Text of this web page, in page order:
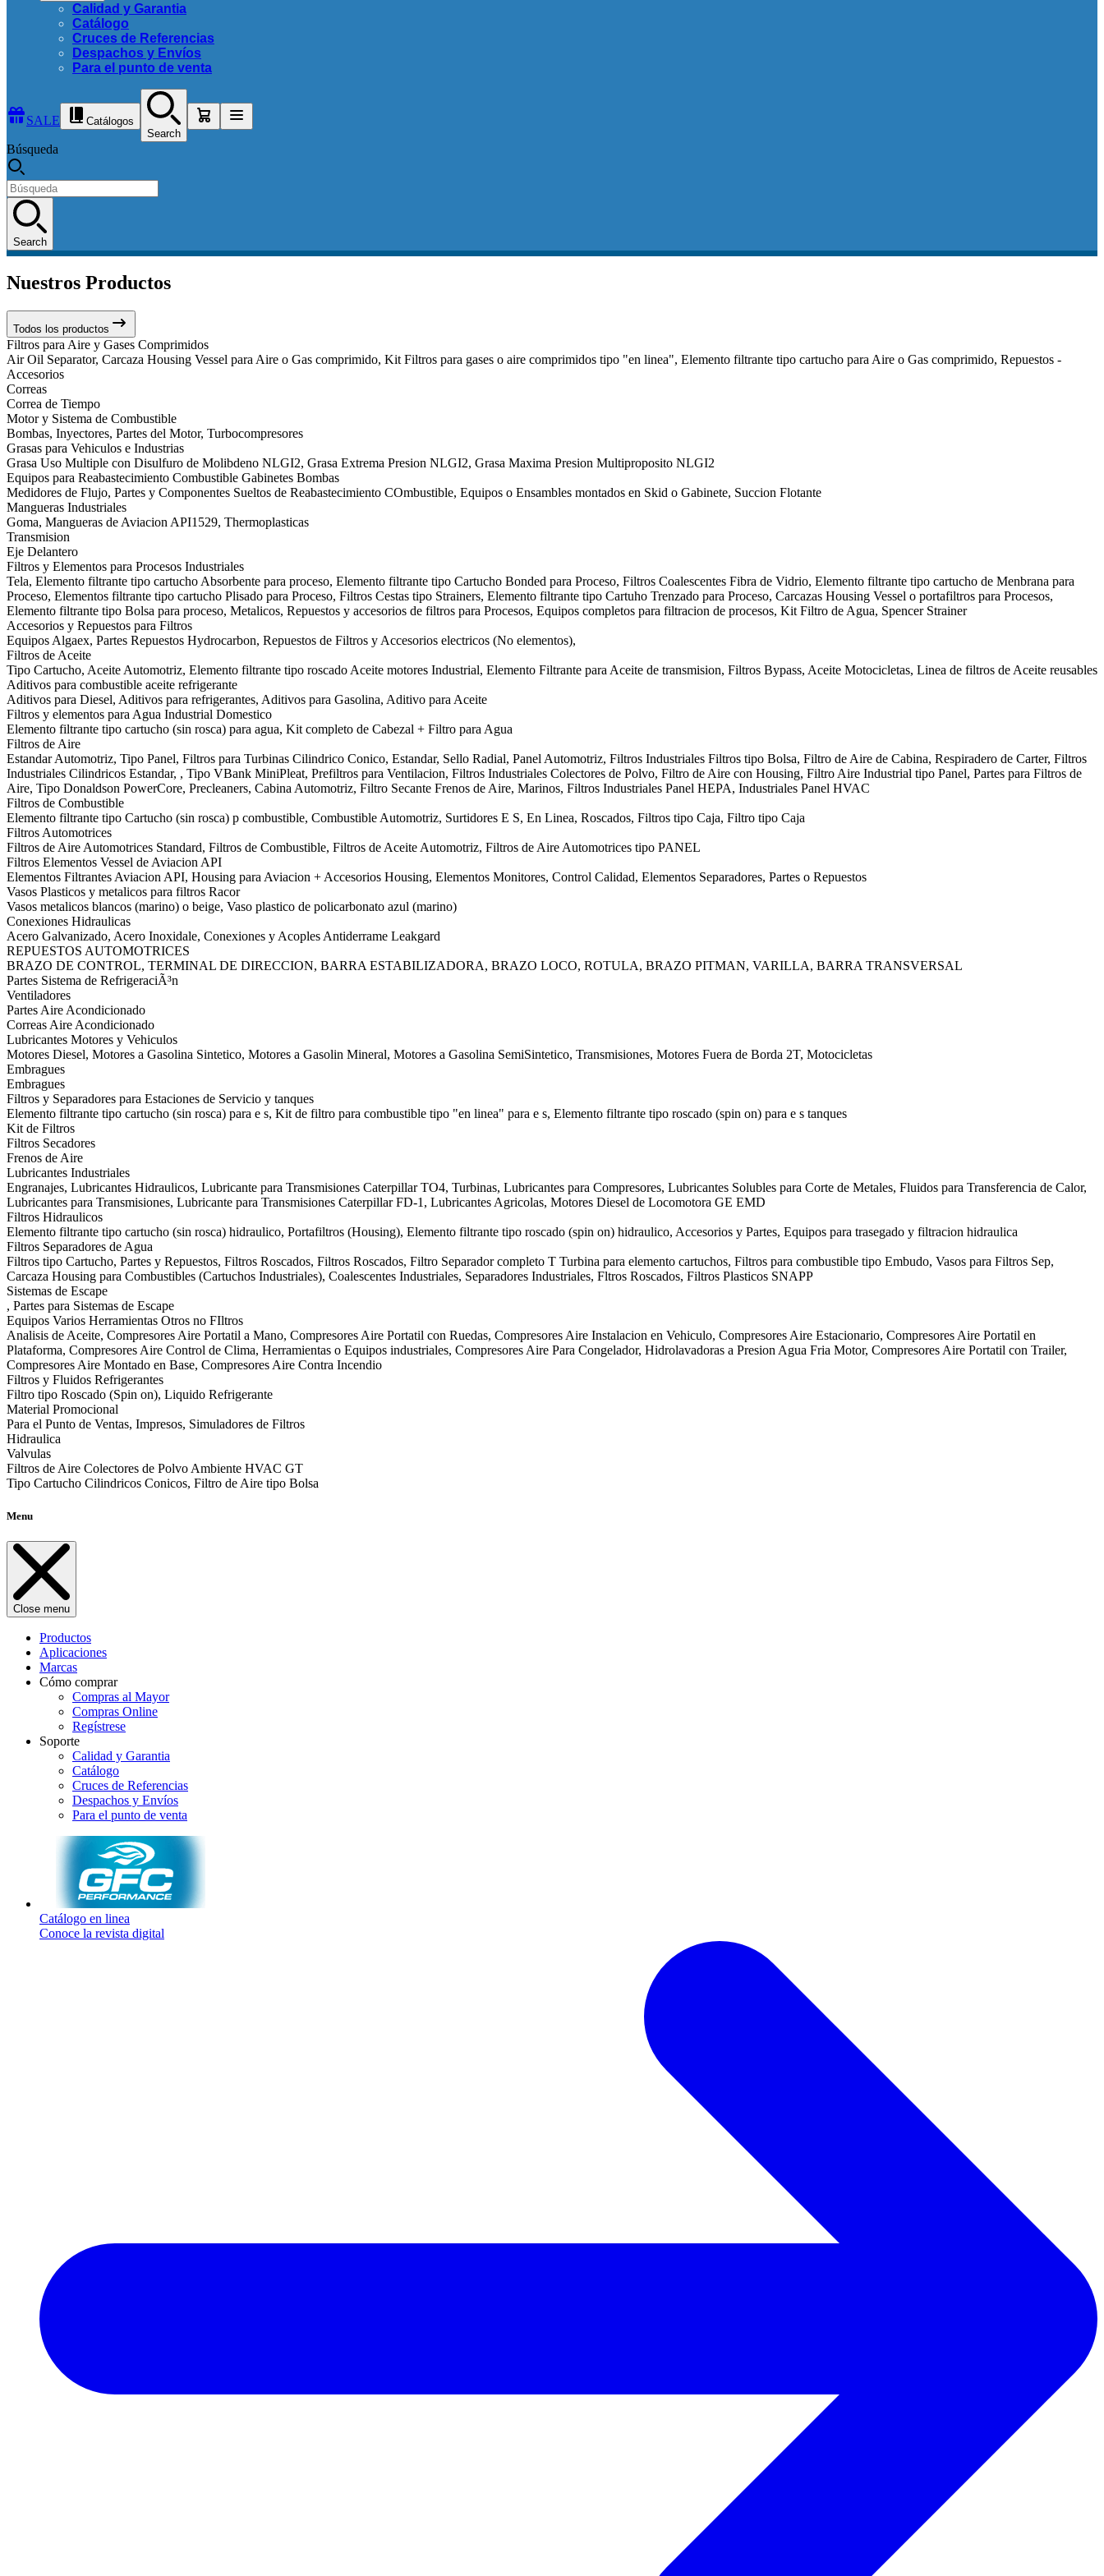
Calidad y Garantia
Catálogo
Cruces de Referencias
Despachos y Envíos
Para el punto de venta
SALE
Catálogos
Search
Búsqueda
Search
Nuestros Productos
Todos los productos
Filtros para Aire y Gases Comprimidos
Air Oil Separator, Carcaza Housing Vessel para Aire o Gas comprimido, Kit Filtros para gases o aire comprimidos tipo "en linea", Elemento filtrante tipo cartucho para Aire o Gas comprimido, Repuestos -
Accesorios
Correas
Correa de Tiempo
Motor y Sistema de Combustible
Bombas, Inyectores, Partes del Motor, Turbocompresores
Grasas para Vehiculos e Industrias
Grasa Uso Multiple con Disulfuro de Molibdeno NLGI2, Grasa Extrema Presion NLGI2, Grasa Maxima Presion Multiproposito NLGI2
Equipos para Reabastecimiento Combustible Gabinetes Bombas
Medidores de Flujo, Partes y Componentes Sueltos de Reabastecimiento COmbustible, Equipos o Ensambles montados en Skid o Gabinete, Succion Flotante
Mangueras Industriales
Goma, Mangueras de Aviacion API1529, Thermoplasticas
Transmision
Eje Delantero
Filtros y Elementos para Procesos Industriales
Tela, Elemento filtrante tipo cartucho Absorbente para proceso, Elemento filtrante tipo Cartucho Bonded para Proceso, Filtros Coalescentes Fibra de Vidrio, Elemento filtrante tipo cartucho de Menbrana para
Proceso, Elementos filtrante tipo cartucho Plisado para Proceso, Filtros Cestas tipo Strainers, Elemento filtrante tipo Cartuho Trenzado para Proceso, Carcazas Housing Vessel o portafiltros para Procesos,
Elemento filtrante tipo Bolsa para proceso, Metalicos, Repuestos y accesorios de filtros para Procesos, Equipos completos para filtracion de procesos, Kit Filtro de Agua, Spencer Strainer
Accesorios y Repuestos para Filtros
Equipos Algaex, Partes Repuestos Hydrocarbon, Repuestos de Filtros y Accesorios electricos (No elementos),
Filtros de Aceite
Tipo Cartucho, Aceite Automotriz, Elemento filtrante tipo roscado Aceite motores Industrial, Elemento Filtrante para Aceite de transmision, Filtros Bypass, Aceite Motocicletas, Linea de filtros de Aceite reusables
Aditivos para combustible aceite refrigerante
Aditivos para Diesel, Aditivos para refrigerantes, Aditivos para Gasolina, Aditivo para Aceite
Filtros y elementos para Agua Industrial Domestico
Elemento filtrante tipo cartucho (sin rosca) para agua, Kit completo de Cabezal + Filtro para Agua
Filtros de Aire
Estandar Automotriz, Tipo Panel, Filtros para Turbinas Cilindrico Conico, Estandar, Sello Radial, Panel Automotriz, Filtros Industriales Filtros tipo Bolsa, Filtro de Aire de Cabina, Respiradero de Carter, Filtros
Industriales Cilindricos Estandar, , Tipo VBank MiniPleat, Prefiltros para Ventilacion, Filtros Industriales Colectores de Polvo, Filtro de Aire con Housing, Filtro Aire Industrial tipo Panel, Partes para Filtros de
Aire, Tipo Donaldson PowerCore, Precleaners, Cabina Automotriz, Filtro Secante Frenos de Aire, Marinos, Filtros Industriales Panel HEPA, Industriales Panel HVAC
Filtros de Combustible
Elemento filtrante tipo Cartucho (sin rosca) p combustible, Combustible Automotriz, Surtidores E S, En Linea, Roscados, Filtros tipo Caja, Filtro tipo Caja
Filtros Automotrices
Filtros de Aire Automotrices Standard, Filtros de Combustible, Filtros de Aceite Automotriz, Filtros de Aire Automotrices tipo PANEL
Filtros Elementos Vessel de Aviacion API
Elementos Filtrantes Aviacion API, Housing para Aviacion + Accesorios Housing, Elementos Monitores, Control Calidad, Elementos Separadores, Partes o Repuestos
Vasos Plasticos y metalicos para filtros Racor
Vasos metalicos blancos (marino) o beige, Vaso plastico de policarbonato azul (marino)
Conexiones Hidraulicas
Acero Galvanizado, Acero Inoxidale, Conexiones y Acoples Antiderrame Leakgard
REPUESTOS AUTOMOTRICES
BRAZO DE CONTROL, TERMINAL DE DIRECCION, BARRA ESTABILIZADORA, BRAZO LOCO, ROTULA, BRAZO PITMAN, VARILLA, BARRA TRANSVERSAL
Partes Sistema de RefrigeraciÃ³n
Ventiladores
Partes Aire Acondicionado
Correas Aire Acondicionado
Lubricantes Motores y Vehiculos
Motores Diesel, Motores a Gasolina Sintetico, Motores a Gasolin Mineral, Motores a Gasolina SemiSintetico, Transmisiones, Motores Fuera de Borda 2T, Motocicletas
Embragues
Embragues
Filtros y Separadores para Estaciones de Servicio y tanques
Elemento filtrante tipo cartucho (sin rosca) para e s, Kit de filtro para combustible tipo "en linea" para e s, Elemento filtrante tipo roscado (spin on) para e s tanques
Kit de Filtros
Filtros Secadores
Frenos de Aire
Lubricantes Industriales
Engranajes, Lubricantes Hidraulicos, Lubricante para Transmisiones Caterpillar TO4, Turbinas, Lubricantes para Compresores, Lubricantes Solubles para Corte de Metales, Fluidos para Transferencia de Calor,
Lubricantes para Transmisiones, Lubricante para Transmisiones Caterpillar FD-1, Lubricantes Agricolas, Motores Diesel de Locomotora GE EMD
Filtros Hidraulicos
Elemento filtrante tipo cartucho (sin rosca) hidraulico, Portafiltros (Housing), Elemento filtrante tipo roscado (spin on) hidraulico, Accesorios y Partes, Equipos para trasegado y filtracion hidraulica
Filtros Separadores de Agua
Filtros tipo Cartucho, Partes y Repuestos, Filtros Roscados, Filtros Roscados, Filtro Separador completo T Turbina para elemento cartuchos, Filtros para combustible tipo Embudo, Vasos para Filtros Sep,
Carcaza Housing para Combustibles (Cartuchos Industriales), Coalescentes Industriales, Separadores Industriales, Fltros Roscados, Filtros Plasticos SNAPP
Sistemas de Escape
, Partes para Sistemas de Escape
Equipos Varios Herramientas Otros no FIltros
Analisis de Aceite, Compresores Aire Portatil a Mano, Compresores Aire Portatil con Ruedas, Compresores Aire Instalacion en Vehiculo, Compresores Aire Estacionario, Compresores Aire Portatil en
Plataforma, Compresores Aire Control de Clima, Herramientas o Equipos industriales, Compresores Aire Para Congelador, Hidrolavadoras a Presion Agua Fria Motor, Compresores Aire Portatil con Trailer,
Compresores Aire Montado en Base, Compresores Aire Contra Incendio
Filtros y Fluidos Refrigerantes
Filtro tipo Roscado (Spin on), Liquido Refrigerante
Material Promocional
Para el Punto de Ventas, Impresos, Simuladores de Filtros
Hidraulica
Valvulas
Filtros de Aire Colectores de Polvo Ambiente HVAC GT
Tipo Cartucho Cilindricos Conicos, Filtro de Aire tipo Bolsa
Menu
Close menu
Productos
Aplicaciones
Marcas
Cómo comprar
Compras al Mayor
Compras Online
Regístrese
Soporte
Calidad y Garantia
Catálogo
Cruces de Referencias
Despachos y Envíos
Para el punto de venta
Catálogo en linea
Conoce la revista digital